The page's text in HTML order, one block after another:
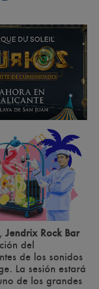
Jendrix Rock Bar
del
de los sonidos
La sesión estará
de los grandes